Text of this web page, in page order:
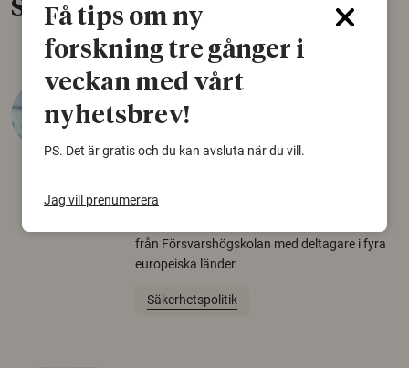
Senaste nytt
Varför tror vissa på rysk
desinformation?
30 juli 2026
konspirationsteorier är ofta mer mottagliga
från Försvarshögskolan med deltagare i fyra
europeiska länder.
Säkerhetspolitik
Få tips om ny
forskning tre gånger i
veckan med vårt
nyhetsbrev!
PS. Det är gratis och du kan avsluta när du vill.
Jag vill prenumerera